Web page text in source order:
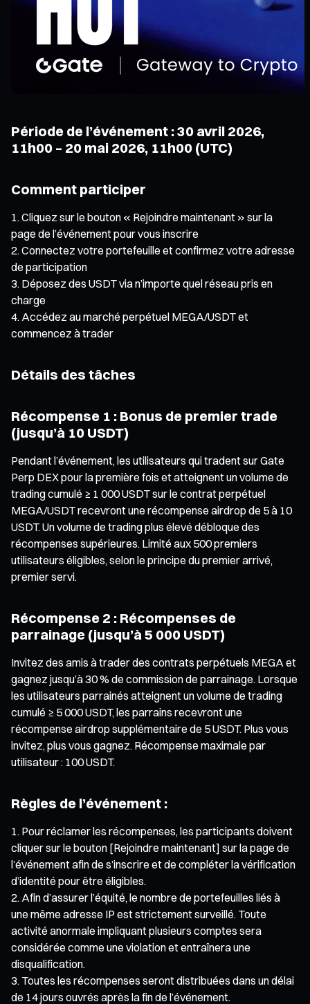
Période de l’événement : 30 avril 2026,
11h00 – 20 mai 2026, 11h00 (UTC)
Comment participer
Cliquez sur le bouton « Rejoindre maintenant » sur la
page de l’événement pour vous inscrire
Connectez votre portefeuille et confirmez votre adresse
de participation
Déposez des USDT via n’importe quel réseau pris en
charge
Accédez au marché perpétuel MEGA/USDT et
commencez à trader
Détails des tâches
Récompense 1 : Bonus de premier trade
(jusqu’à 10 USDT)
Pendant l’événement, les utilisateurs qui tradent sur Gate
Perp DEX pour la première fois et atteignent un volume de
trading cumulé ≥ 1 000 USDT sur le contrat perpétuel
MEGA/USDT recevront une récompense airdrop de 5 à 10
USDT. Un volume de trading plus élevé débloque des
récompenses supérieures. Limité aux 500 premiers
utilisateurs éligibles, selon le principe du premier arrivé,
premier servi.
Récompense 2 : Récompenses de
parrainage (jusqu’à 5 000 USDT)
Invitez des amis à trader des contrats perpétuels MEGA et
gagnez jusqu’à 30 % de commission de parrainage. Lorsque
les utilisateurs parrainés atteignent un volume de trading
cumulé ≥ 5 000 USDT, les parrains recevront une
récompense airdrop supplémentaire de 5 USDT. Plus vous
invitez, plus vous gagnez. Récompense maximale par
utilisateur : 100 USDT.
Règles de l’événement :
Pour réclamer les récompenses, les participants doivent
cliquer sur le bouton [Rejoindre maintenant] sur la page de
l’événement afin de s’inscrire et de compléter la vérification
d’identité pour être éligibles.
Afin d’assurer l’équité, le nombre de portefeuilles liés à
une même adresse IP est strictement surveillé. Toute
activité anormale impliquant plusieurs comptes sera
considérée comme une violation et entraînera une
disqualification.
Toutes les récompenses seront distribuées dans un délai
de 14 jours ouvrés après la fin de l’événement.